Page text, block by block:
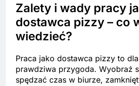
Zalety i wady pracy
dostawca pizzy – co
wiedzieć?
Praca jako dostawca pizzy to
prawdziwa przygoda. Wyobraź
spędzać czas w biurze,